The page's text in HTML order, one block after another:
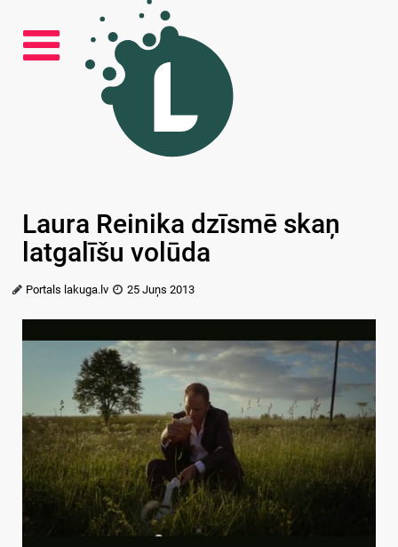
Laura Reinika dzīsmē skaņ
latgalīšu volūda
Portals lakuga.lv 25 Juņs 2013